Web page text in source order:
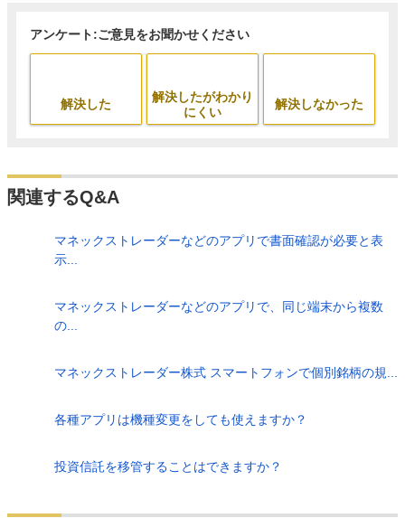
アンケート:ご意見をお聞かせください
解決した
解決したがわかり
にくい
解決しなかった
関連するQ&A
マネックストレーダーなどのアプリで書面確認が必要と表
示...
マネックストレーダーなどのアプリで、同じ端末から複数
の...
マネックストレーダー株式 スマートフォンで個別銘柄の規...
各種アプリは機種変更をしても使えますか？
投資信託を移管することはできますか？